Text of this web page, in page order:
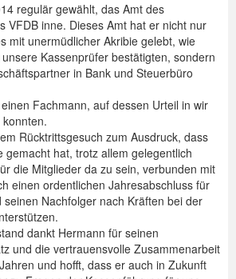
regulär gewählt, das Amt des
VFDB inne. Dieses Amt hat er nicht nur
mit unermüdlicher Akribie gelebt, wie
Kassenprüfer bestätigten, sondern
in Bank und Steuerbüro
Fachmann, auf dessen Urteil in wir
Rücktrittsgesuch zum Ausdruck, dass
gemacht hat, trotz allem gelegentlich
die Mitglieder da zu sein, verbunden mit
einen ordentlichen Jahresabschluss für
Nachfolger nach Kräften bei der
dankt Hermann für seinen
und die vertrauensvolle Zusammenarbeit
und hofft, dass er auch in Zukunft